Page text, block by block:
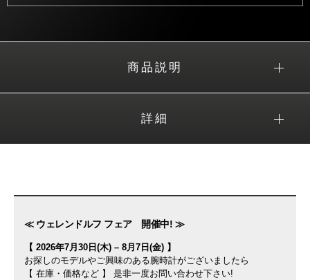
商品説明
詳細
≪ ウェレンドルフ フェア 開催中! ≫
【 2026年7月30日(木) – 8月7日(金) 】
お探しのモデルやご興味のある腕時計がございましたら
【 在庫・価格など 】 是非一度お問い合わせ下さい!